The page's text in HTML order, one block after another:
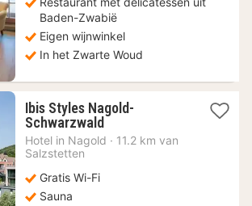
Baden-Zwabië
Eigen wijnwinkel
In het Zwarte Woud
Ibis Styles Nagold-
Schwarzwald1
nacht
Hotel in Nagold · 11.2 km van
Salzstetten
Gratis Wi-Fi
Sauna